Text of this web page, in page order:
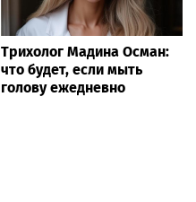
Трихолог Мадина Осман:
что будет, если мыть
голову ежедневно